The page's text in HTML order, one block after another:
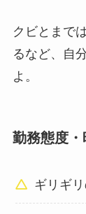
クビとまで
るなど、自
よ。
勤務態度・
ギリギ